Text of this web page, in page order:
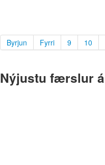
Byrjun Fyrri 9 10
Nýjustu færslur á